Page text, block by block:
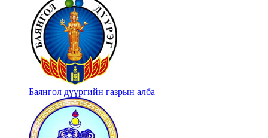
Баянгол дүүргийн газрын алба